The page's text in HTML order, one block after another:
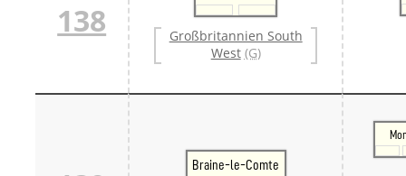
138
Großbritannien South
West (G)
Braine-le-Comte